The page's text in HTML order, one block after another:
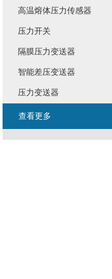
高温熔体压力传感器
压力开关
隔膜压力变送器
智能差压变送器
压力变送器
查看更多